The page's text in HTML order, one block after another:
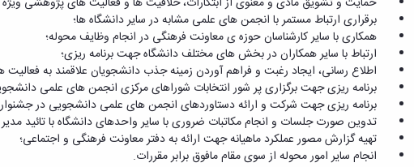
برقراری ارتباط مستمر با انجمن های علمی مشابه در سایر دانشگاه ها؛
همکاری با سایر کارشناسان حوزه ی معاونت فرهنگی در انجام وظایف محوله؛
ارتباط با سایر همکاران در بخش های مختلف دانشگاه جهت برنامه ریزی؛
اطلاع رسانی، ایجاد رغبت و فراهم آوردن زمینه جذب دانشجویان علاقمند به
برنامه ریزی جهت برگزاری پر شور انتخابات شوراهای مرکزی انجمن های علمی
برنامه ریزی جهت شرکت و ارائه دستاوردهای انجمن های علمی دانشجویی در
تدوین صورت جلسات و انجام مکاتبات ضروری با سایر واحدهای دانشگاه با تائید مدیر
تهیه گزارش مصور عملکرد ماهیانه جهت ارائه به دفتر معاونت فرهنگی و اجتماعی؛
انجام سایر امور محوله از سوی مقام مافوق برابر مقررات.